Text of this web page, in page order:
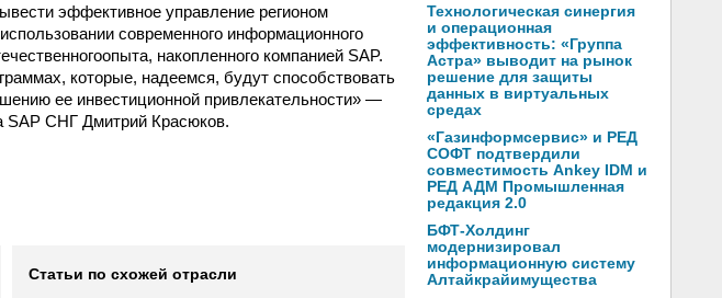
эффективное управление регионом
современного информационного
накопленного компанией SAP.
которые, надеемся, будут способствовать
ее инвестиционной привлекательности» —
SAP СНГ Дмитрий Красюков.
Статьи по схожей отрасли
Технологическая синергия
и операционная
эффективность: «Группа
Астра» выводит на рынок
решение для защиты
данных в виртуальных
средах
«Газинформсервис» и РЕД
СОФТ подтвердили
совместимость Ankey IDM и
РЕД АДМ Промышленная
редакция 2.0
БФТ-Холдинг
модернизировал
информационную систему
Алтайкрайимущества